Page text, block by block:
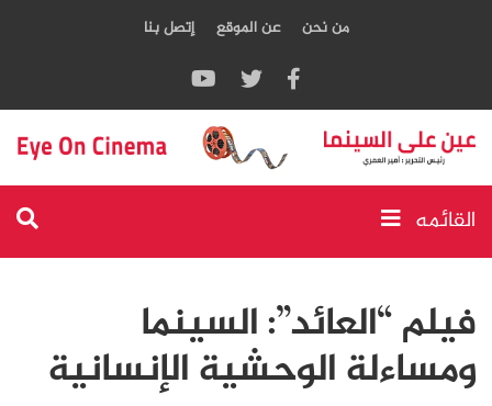
من نحن عن الموقع إتصل بنا
القائمه
فيلم “العائد”: السينما
ومساءلة الوحشية الإنسانية